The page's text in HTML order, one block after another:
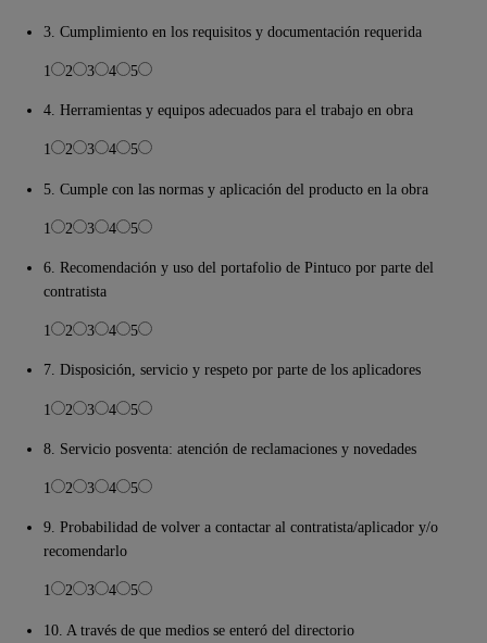
3. Cumplimiento en los requisitos y documentación requerida
1 2 3 4 5
4. Herramientas y equipos adecuados para el trabajo en obra
1 2 3 4 5
5. Cumple con las normas y aplicación del producto en la obra
1 2 3 4 5
6. Recomendación y uso del portafolio de Pintuco por parte del
contratista
1 2 3 4 5
7. Disposición, servicio y respeto por parte de los aplicadores
1 2 3 4 5
8. Servicio posventa: atención de reclamaciones y novedades
1 2 3 4 5
9. Probabilidad de volver a contactar al contratista/aplicador y/o
recomendarlo
1 2 3 4 5
10. A través de que medios se enteró del directorio